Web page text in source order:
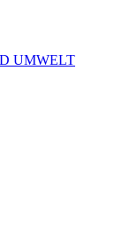
UMWELT